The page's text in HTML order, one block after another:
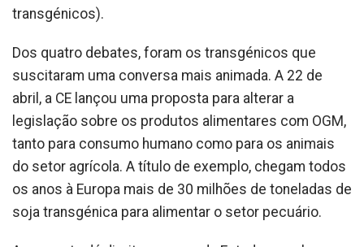
transgénicos).
Dos quatro debates, foram os transgénicos que
suscitaram uma conversa mais animada. A 22 de
abril, a CE lançou uma proposta para alterar a
legislação sobre os produtos alimentares com OGM,
tanto para consumo humano como para os animais
do setor agrícola. A título de exemplo, chegam todos
os anos à Europa mais de 30 milhões de toneladas de
soja transgénica para alimentar o setor pecuário.